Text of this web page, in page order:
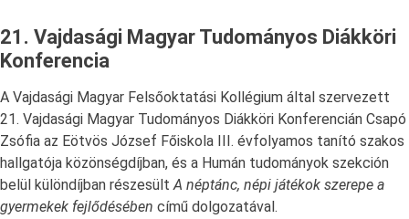
21. Vajdasági Magyar Tudományos Diákköri
Konferencia
A Vajdasági Magyar Felsőoktatási Kollégium által szervezett
21. Vajdasági Magyar Tudományos Diákköri Konferencián Csapó
Zsófia az Eötvös József Főiskola III. évfolyamos tanító szakos
hallgatója közönségdíjban, és a Humán tudományok szekción
belül különdíjban részesültA néptánc, népi játékok szerepe a
gyermekek fejlődésében című dolgozatával.